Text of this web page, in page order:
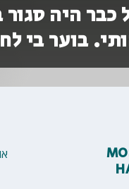
היה סגור
בוער בי
אוג